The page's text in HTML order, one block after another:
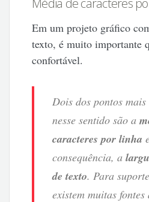
Em um projeto gráfico
texto, é muito importante
confortável.
Dois dos pontos mais
nesse sentido são a
caracteres por linha
consequência, a
de texto. Para
existem muitas